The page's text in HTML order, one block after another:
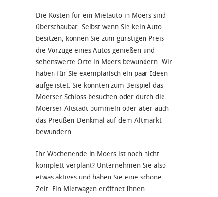
Die Kosten für ein Mietauto in Moers sind
überschaubar. Selbst wenn Sie kein Auto
besitzen, können Sie zum günstigen Preis
die Vorzüge eines Autos genießen und
sehenswerte Orte in Moers bewundern. Wir
haben für Sie exemplarisch ein paar Ideen
aufgelistet. Sie könnten zum Beispiel das
Moerser Schloss besuchen oder durch die
Moerser Altstadt bummeln oder aber auch
das Preußen-Denkmal auf dem Altmarkt
bewundern.
Ihr Wochenende in Moers ist noch nicht
komplett verplant? Unternehmen Sie also
etwas aktives und haben Sie eine schöne
Zeit. Ein Mietwagen eröffnet Ihnen